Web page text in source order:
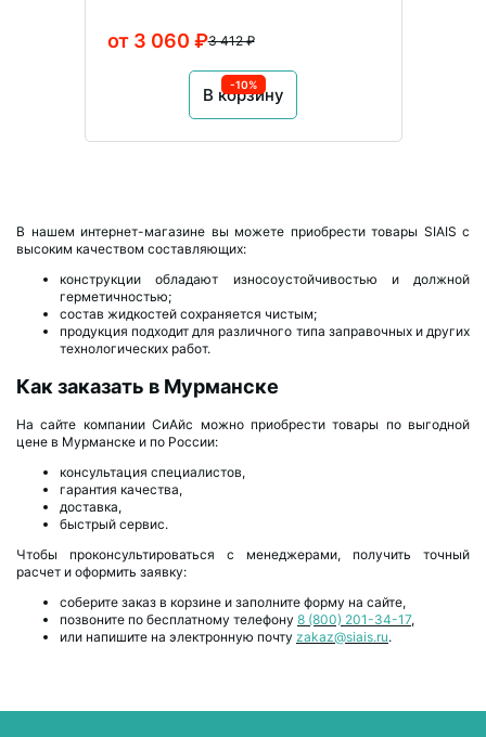
3 412 ₽
от 3 060 ₽
В корзину
-10%
В нашем интернет-магазине вы можете приобрести товары SIAIS с
высоким качеством составляющих:
конструкции обладают износоустойчивостью и должной
герметичностью;
состав жидкостей сохраняется чистым;
продукция подходит для различного типа заправочных и других
технологических работ.
Как заказать в Мурманске
На сайте компании СиАйс можно приобрести товары по выгодной
цене в Мурманске и по России:
консультация специалистов,
гарантия качества,
доставка,
быстрый сервис.
Чтобы проконсультироваться с менеджерами, получить точный
расчет и оформить заявку:
соберите заказ в корзине и заполните форму на сайте,
позвоните по бесплатному телефону 8 (800) 201-34-17,
или напишите на электронную почту zakaz@siais.ru.